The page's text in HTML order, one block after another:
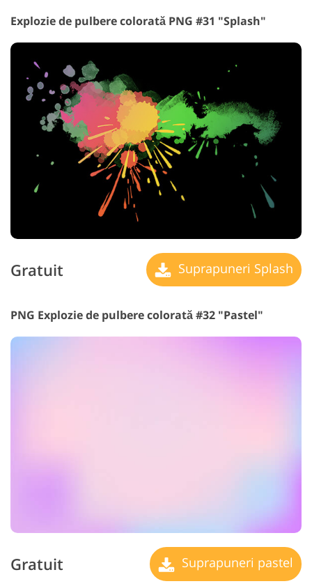
Explozie de pulbere colorată PNG #31 "Splash"
Gratuit Suprapuneri Splash
PNG Explozie de pulbere colorată #32 "Pastel"
Gratuit Suprapuneri pastel